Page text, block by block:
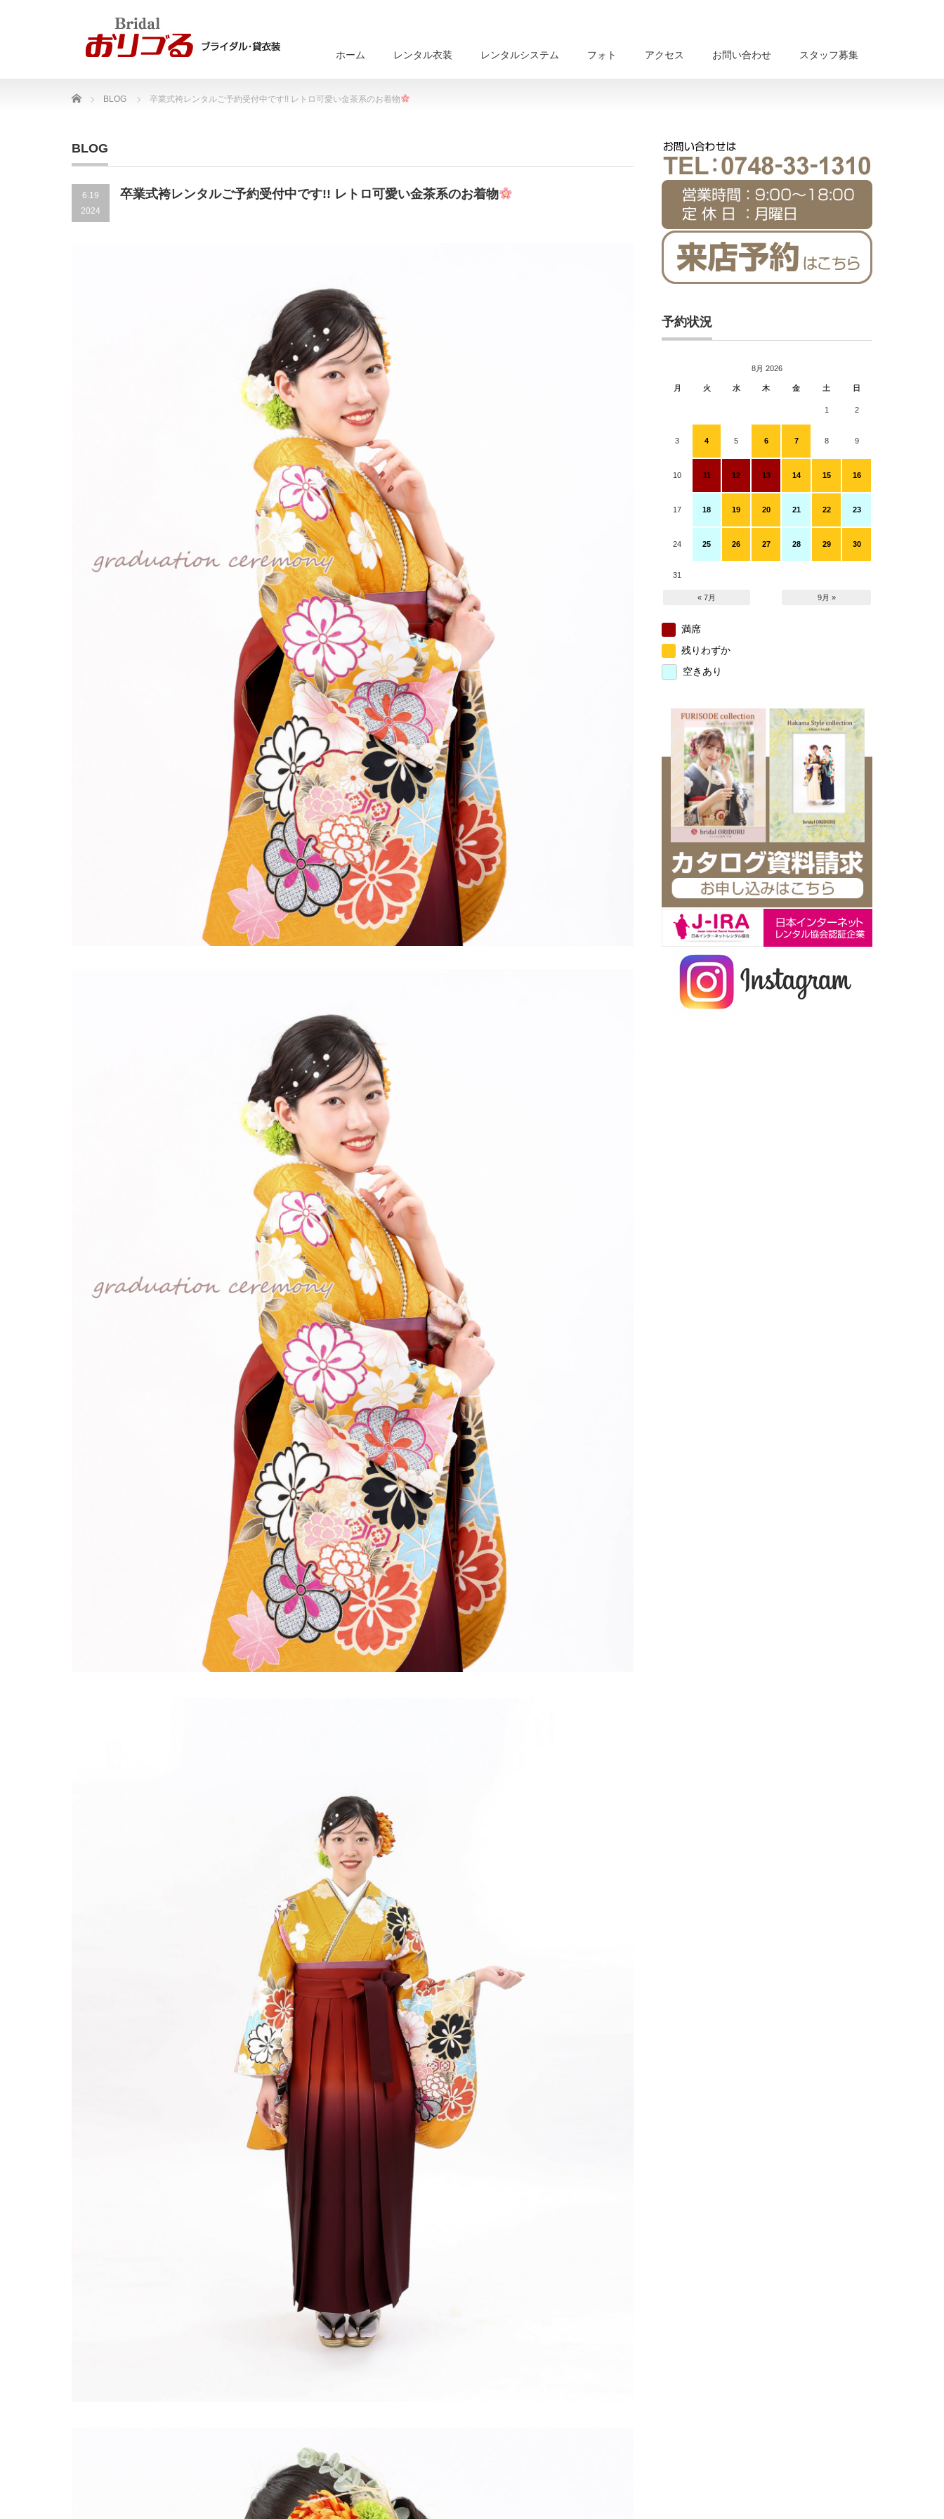
ホーム レンタル衣装 レンタルシステム フォト アクセス お問い合わせ スタッフ募集
Home BLOG 卒業式袴レンタルご予約受付中です!! レトロ可愛い金茶系のお着物
BLOG
6.19
2024
卒業式袴レンタルご予約受付中です!! レトロ可愛い金茶系のお着物
予約状況
8月 2026
月 火 水 木 金 土 日
1 2
3 4 5 6 7 8 9
10 11 12 13 14 15 16
17 18 19 20 21 22 23
24 25 26 27 28 29 30
31
« 7月 9月 »
満席
残りわずか
空きあり